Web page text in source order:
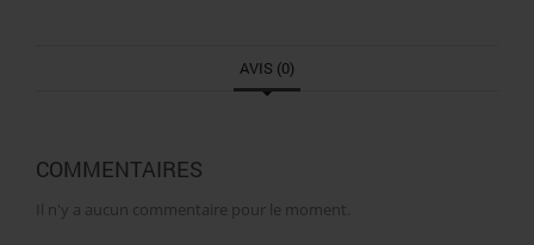
AVIS (0)
COMMENTAIRES
Il n'y a aucun commentaire pour le moment.